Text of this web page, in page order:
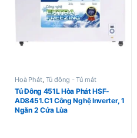
Hoà Phát, Tủ đông - Tủ mát
Tủ Đông 451L Hòa Phát HSF-
AD8451.C1 Công Nghệ Inverter, 1
Ngăn 2 Cửa Lùa